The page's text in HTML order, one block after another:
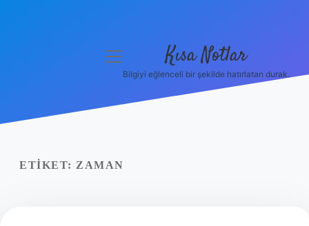
Yasal Uyarı
menüyü
Kısa Notlar
Bilgiyi eğlenceli bir şekilde hatırlatan durak.
ETIKET: ZAMAN